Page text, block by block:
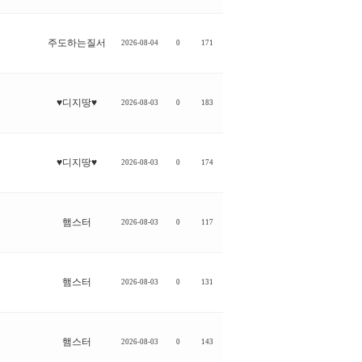
주도하는질서 2026-08-04 0 171
♥디지땅♥ 2026-08-03 0 183
♥디지땅♥ 2026-08-03 0 174
햄스터 2026-08-03 0 117
햄스터 2026-08-03 0 131
햄스터 2026-08-03 0 143